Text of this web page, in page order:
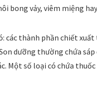
bong vảy, viêm miệng
các thành phần chiết
dưỡng thường chứa
Một số loại có chứa